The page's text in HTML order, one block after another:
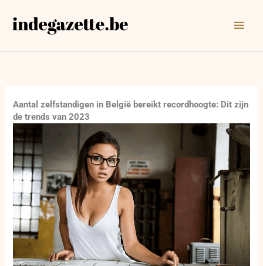
naar
Aantal zelfstandigen in België bereikt recordhoogte: Dit zijn
de trends van 2023